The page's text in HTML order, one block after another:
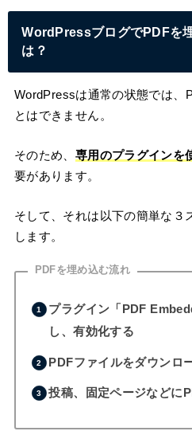
WordPressブログでPDFを
は？
WordPressは通常の状態では、
とはできません。
そのため、 専用のプラグインを
要があります。
そして、それは以下の簡単な３
します。
PDFを埋め込む流れ
プラグイン「PDF
し、有効化する
PDFファイルをダウンロ
投稿、固定ページなどに